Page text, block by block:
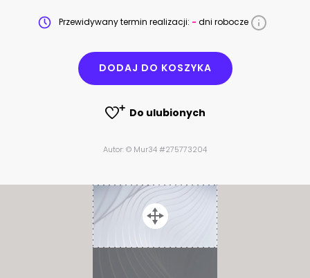
Przewidywany termin realizacji: - dni robocze
DODAJ DO KOSZYKA
Do ulubionych
Autor: © Mur34 #275773204